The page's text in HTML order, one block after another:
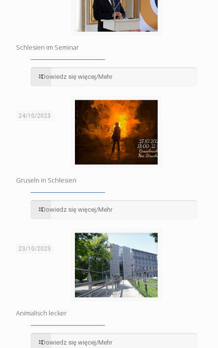
Schlesien im Seminar
Dowiedz się więcej/Mehr
24/10/2023
Gruseln in Schlesien
Dowiedz się więcej/Mehr
23/10/2023
Animalisch lecker
Dowiedz się więcej/Mehr